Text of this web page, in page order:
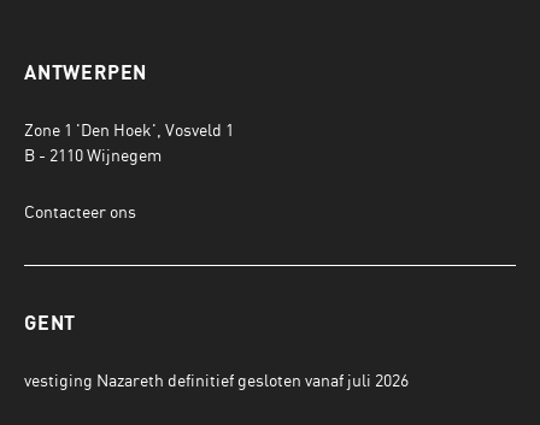
ANTWERPEN
Zone 1 'Den Hoek', Vosveld 1
B - 2110 Wijnegem
Contacteer ons
GENT
vestiging Nazareth definitief gesloten vanaf juli 2026